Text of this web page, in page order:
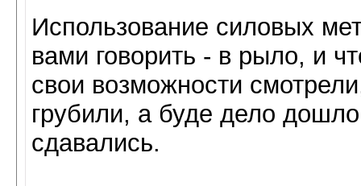
Использование силовых
вами говорить - в рыло, и
свои возможности
грубили, а буде дело
сдавались.